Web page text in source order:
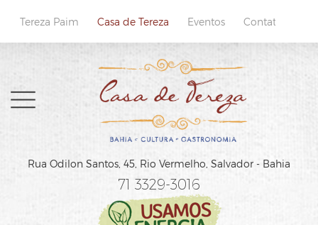
Tereza Paim Casa de Tereza Eventos Contatos
Home
Sobre
Cardápio
Rua Odilon Santos, 45, Rio Vermelho, Salvador - Bahia
71 3329-3016